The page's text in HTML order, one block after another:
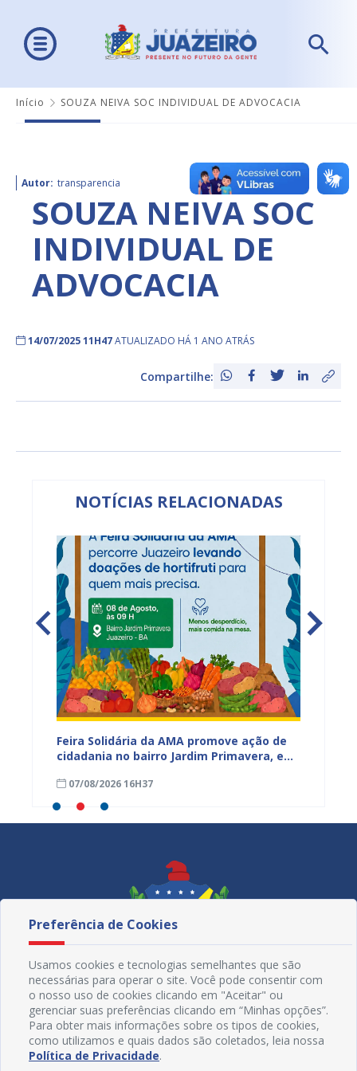
Início SOUZA NEIVA SOC INDIVIDUAL DE ADVOCACIA
Autor: transparencia
SOUZA NEIVA SOC
INDIVIDUAL DE
ADVOCACIA
14/07/2025 11H47ATUALIZADO HÁ 1 ANO ATRÁS
Compartilhe:
NOTÍCIAS RELACIONADAS
Feira Solidária da AMA promove ação de
cidadania no bairro Jardim Primavera, em
07/08/2026 16H37
Redes Sociais
Preferência de Cookies
Usamos cookies e tecnologias semelhantes que são
necessárias para operar o site. Você pode consentir com
o nosso uso de cookies clicando em "Aceitar" ou
gerenciar suas preferências clicando em “Minhas opções”.
Para obter mais informações sobre os tipos de cookies,
como utilizamos e quais dados são coletados, leia nossa
Política de Privacidade.